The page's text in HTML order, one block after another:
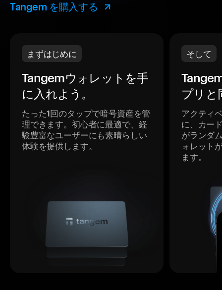
Tangem を購入する
まずはじめに
Tangemウォレットを手
に入れよう。
たった1回のタップで暗号資産を管
理できます。初心者に最適で、経
験豊富なユーザーにも素晴らしい
体験を提供します。
そして
プリと
アクティ
に、カー
がランダ
ォレット
ます。